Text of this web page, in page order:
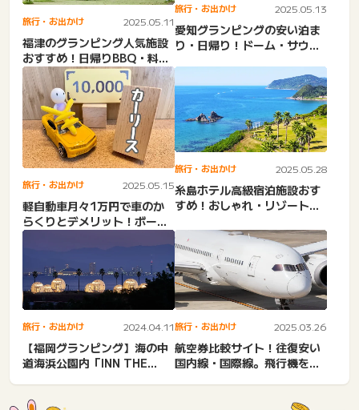
旅行・お出かけ 2025.05.11
福津のグランピング人気施設
おすすめ！日帰りBBQ・料金
安い・ぶどうの樹・ふぁー...
旅行・お出かけ 2025.05.13
愛知グランピングの安い泊ま
り・日帰り！ドーム・サウ
旅行・お出かけ 2025.05.15
軽自動車月々1万円で車のか
らくりとデメリット！ボーナ
ス払いなし・柔軟審査・中
旅行・お出かけ 2025.05.28
糸島ホテル高級宿泊施設おす
すめ！おしゃれ・リゾートホ
ッ...
旅行・お出かけ 2024.04.11
【福岡グランピング】海の中
道海浜公園内「INN THE
旅行・お出かけ 2025.03.26
航空券比較サイト！往復安い
国内線・国際線。飛行機を格